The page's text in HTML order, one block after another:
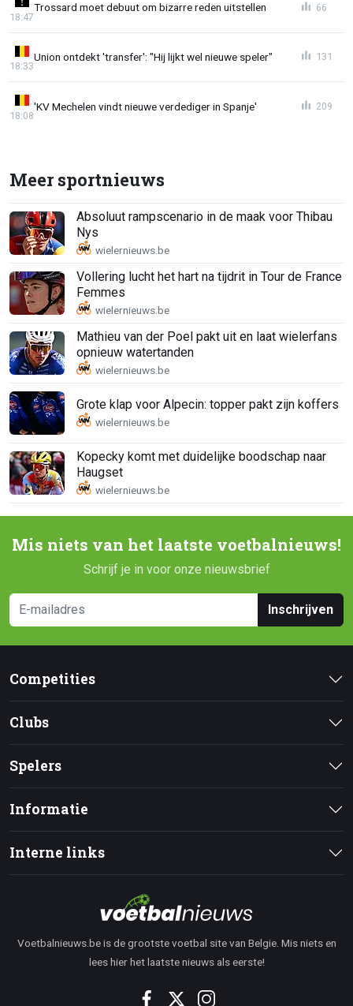
Trossard moet debuut om bizarre reden uitstellen
18:47
66
Union ontdekt 'transfer': "Hij lijkt wel nieuwe speler"
18:33
131
'KV Mechelen vindt nieuwe verdediger in Spanje'
18:08
209
Meer sportnieuws
Absoluut rampscenario in de maak voor Thibau
Nys
Vollering lucht het hart na tijdrit in Tour de France
Femmes
Mathieu van der Poel pakt uit en laat wielerfans
opnieuw watertanden
Grote klap voor Alpecin: topper pakt zijn koffers
Kopecky komt met duidelijke boodschap naar
Haugset
Mis niets van het laatste voetbalnieuws!
Schrijf je in voor onze nieuwsbrief
Inschrijven
Competities
Clubs
Spelers
Informatie
Interne links
Voetbalnieuws.be is de grootste voetbal site van Belgie. Mis niets en
lees hier het laatste nieuws als eerste!